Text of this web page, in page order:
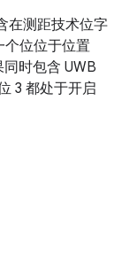
在测距技术位字
个位位于位置
时包含 UWB
3 都处于开启